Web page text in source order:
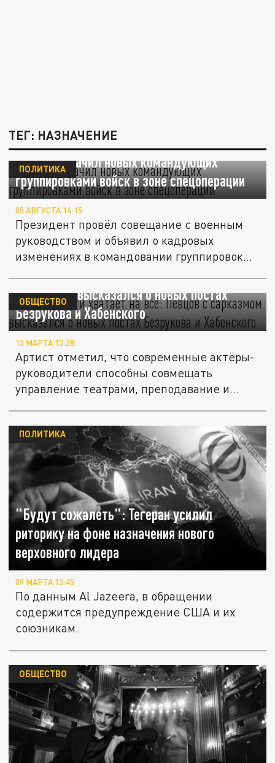
ТЕГ: НАЗНАЧЕНИЕ
Путин назначил новых командующих
группировками войск в зоне спецоперации
ПОЛИТИКА
05 АВГУСТА 14:15
Президент провёл совещание с военным
руководством и объявил о кадровых
изменениях в командовании группировок
"Гениальности хватает на всё": Певцов с
сарказмом высказался о новых постах
Безрукова и Хабенского
ОБЩЕСТВО
13 МАРТА 13:28
Артист отметил, что современные актёры-
руководители способны совмещать
управление театрами, преподавание и...
"Будут сожалеть": Тегеран усилил
риторику на фоне назначения нового
верховного лидера
ПОЛИТИКА
09 МАРТА 13:45
По данным Al Jazeera, в обращении
содержится предупреждение США и их
союзникам.
ОБЩЕСТВО